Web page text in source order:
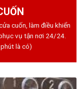
cuốn, làm điều khiển
vụ tận nơi 24/24.
là có)